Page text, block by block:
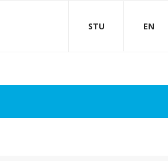
STU EN